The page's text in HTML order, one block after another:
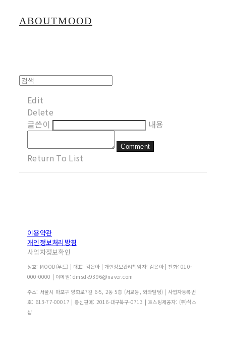
ABOUTMOOD
Edit
Delete
글쓴이
내용
Comment
Return To List
이용약관
개인정보처리방침
사업자정보확인
상호: MOOD(무드) | 대표: 김은아 | 개인정보관리책임자: 김은아 | 전화: 010-
000-0000 | 이메일: dmsdk9396@naver.com
주소: 서울시 마포구 양화로7길 6-5, 2동 5층 (서교동, 와와빌딩) | 사업자등록번
호: 613-77-00017 | 통신판매: 2016-대구북구-0713 | 호스팅제공자: (주)식스
샵